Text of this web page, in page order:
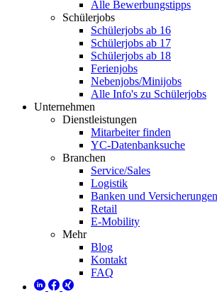
Alle Bewerbungstipps
Schülerjobs
Schülerjobs ab 16
Schülerjobs ab 17
Schülerjobs ab 18
Ferienjobs
Nebenjobs/Minijobs
Alle Info's zu Schülerjobs
Unternehmen
Dienstleistungen
Mitarbeiter finden
YC-Datenbanksuche
Branchen
Service/Sales
Logistik
Banken und Versicherungen
Retail
E-Mobility
Mehr
Blog
Kontakt
FAQ